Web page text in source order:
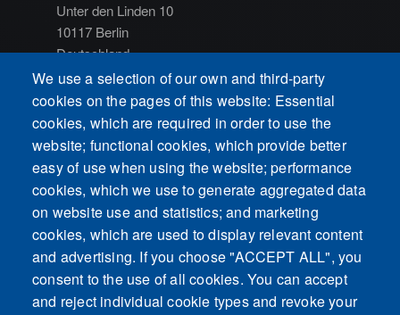
Unter den Linden 10
10117 Berlin
Deutschland
NAVIGATION
Home
Impressum
Datenschutz
We use a selection of our own and third-party
cookies on the pages of this website: Essential
cookies, which are required in order to use the
website; functional cookies, which provide better
easy of use when using the website; performance
cookies, which we use to generate aggregated data
on website use and statistics; and marketing
cookies, which are used to display relevant content
and advertising. If you choose "ACCEPT ALL", you
consent to the use of all cookies. You can accept
and reject individual cookie types and revoke your